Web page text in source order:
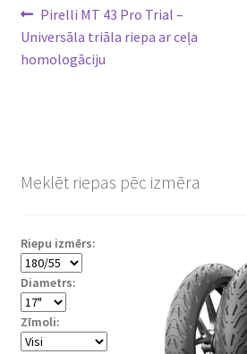
Ziņu
izvēlne
Previous
post:
Pirelli MT 43 Pro Trial –
Universāla triāla riepa ar ceļa
homologāciju
Meklēt riepas pēc izmēra
Riepu izmērs:
Diametrs:
Zīmoli: